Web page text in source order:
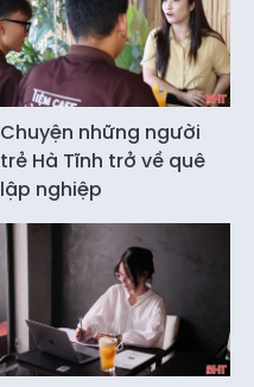
Chuyện những người
trẻ Hà Tĩnh trở về quê
lập nghiệp